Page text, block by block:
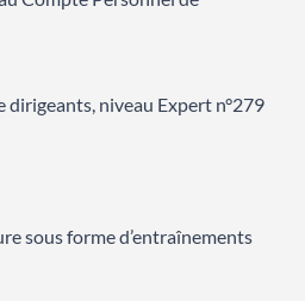
niveau Expert n°279
sous forme d’entraînements